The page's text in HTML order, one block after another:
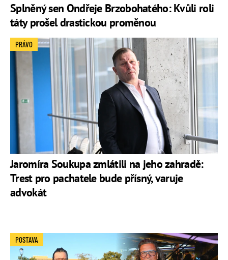
Splněný sen Ondřeje Brzobohatého: Kvůli roli
táty prošel drastickou proměnou
Jaromíra Soukupa zmlátili na jeho zahradě:
Trest pro pachatele bude přísný, varuje
advokát
PRÁVO
POSTAVA